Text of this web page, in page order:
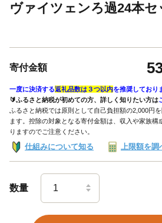
ヴァイツェンろ過24本セ
寄付金額
一度に決済する返礼品数は３つ以内を推奨しており
🔰ふるさと納税が初めての方、詳しく知りたい方は
ふるさと納税では原則として自己負担額の2,000円
ます。控除の対象となる寄付金額は、収入や家族構
りますのでご注意ください。
仕組みについて知る 上限額を調
数量